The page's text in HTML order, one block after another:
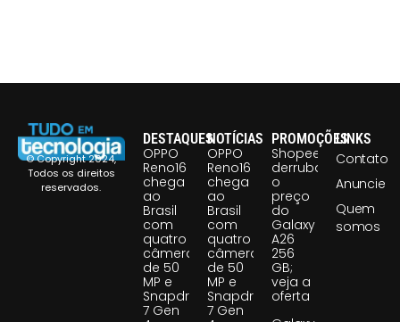
© Copyright 2024,
Todos os direitos
reservados.
DESTAQUES
OPPO
Reno16
chega
ao
Brasil
com
quatro
câmeras
de 50
MP e
Snapdragon
7 Gen
NOTÍCIAS
OPPO
Reno16
chega
ao
Brasil
com
quatro
câmeras
de 50
MP e
Snapdragon
7 Gen
PROMOÇÕES
Shopee
derruba
o
preço
do
Galaxy
A26
256
GB;
veja a
oferta
LINKS
Contato
Anuncie
Quem
somos